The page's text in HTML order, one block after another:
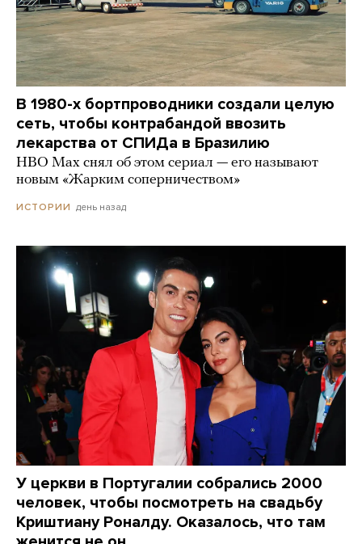
В 1980-х бортпроводники создали целую
сеть, чтобы контрабандой ввозить
лекарства от СПИДа в Бразилию
HBO Max снял об этом сериал — его называют
новым «Жарким соперничеством»
ИСТОРИИ день назад
У церкви в Португалии собрались 2000
человек, чтобы посмотреть на свадьбу
Криштиану Роналду. Оказалось, что там